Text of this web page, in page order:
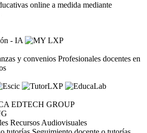
online a medida mediante
- IA
y convenios Profesionales docentes en
EDTECH GROUP
Recursos Audiovisuales